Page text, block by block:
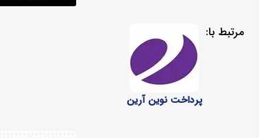
مرتبط با:
پرداخت نوین آرین